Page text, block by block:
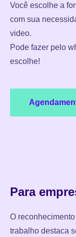
Você escolhe a
com sua
video.
Pode fazer pelo
escolhe!
Para
O
trabalho destaca